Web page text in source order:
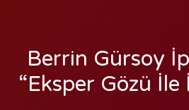
Berrin Gürsoy
“Eksper Gözü İle